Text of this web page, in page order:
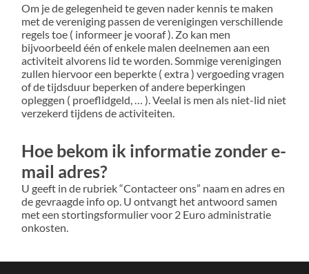
Om je de gelegenheid te geven nader kennis te maken
met de vereniging passen de verenigingen verschillende
regels toe ( informeer je vooraf ). Zo kan men
bijvoorbeeld één of enkele malen deelnemen aan een
activiteit alvorens lid te worden. Sommige verenigingen
zullen hiervoor een beperkte ( extra ) vergoeding vragen
of de tijdsduur beperken of andere beperkingen
opleggen ( proeflidgeld, … ). Veelal is men als niet-lid niet
verzekerd tijdens de activiteiten.
Hoe bekom ik informatie zonder e-
mail adres?
U geeft in de rubriek “Contacteer ons” naam en adres en
de gevraagde info op. U ontvangt het antwoord samen
met een stortingsformulier voor 2 Euro administratie
onkosten.